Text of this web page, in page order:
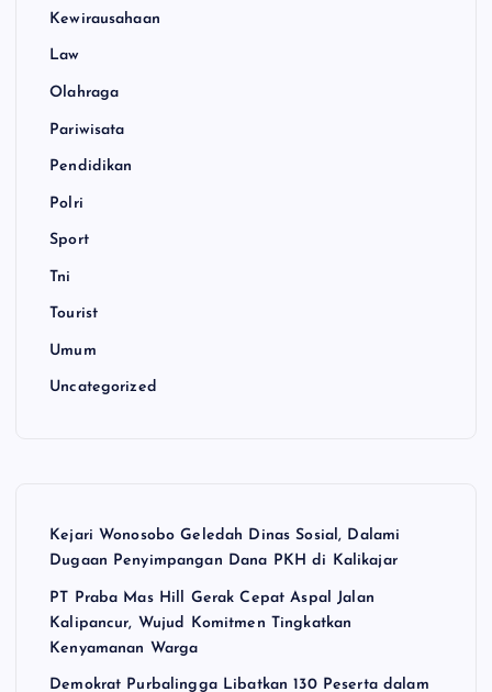
Kewirausahaan
Law
Olahraga
Pariwisata
Pendidikan
Polri
Sport
Tni
Tourist
Umum
Uncategorized
Kejari Wonosobo Geledah Dinas Sosial, Dalami
Dugaan Penyimpangan Dana PKH di Kalikajar
PT Praba Mas Hill Gerak Cepat Aspal Jalan
Kalipancur, Wujud Komitmen Tingkatkan
Kenyamanan Warga
Demokrat Purbalingga Libatkan 130 Peserta dalam